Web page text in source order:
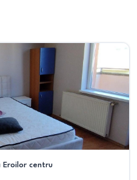
centru